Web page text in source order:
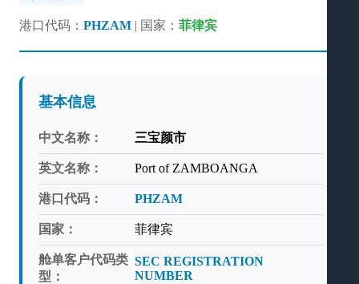
港口代码： PHZAM | 国家： 菲律宾
基本信息
中文名称： 三宝颜市
英文名称： Port of ZAMBOANGA
港口代码： PHZAM
国家： 菲律宾
舱单客户代码类
型：
SEC REGISTRATION
NUMBER